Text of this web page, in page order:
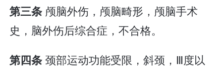
第三条 颅脑外伤，颅脑畸形，颅脑手术
史，脑外伤后综合症，不合格。
第四条颈部运动功能受限，斜颈，Ⅲ度以